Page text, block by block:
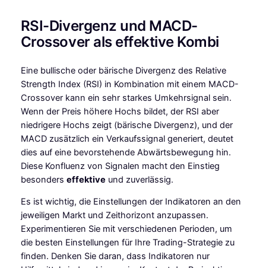
RSI-Divergenz und MACD-
Crossover als effektive Kombi
Eine bullische oder bärische Divergenz des Relative
Strength Index (RSI) in Kombination mit einem MACD-
Crossover kann ein sehr starkes Umkehrsignal sein.
Wenn der Preis höhere Hochs bildet, der RSI aber
niedrigere Hochs zeigt (bärische Divergenz), und der
MACD zusätzlich ein Verkaufssignal generiert, deutet
dies auf eine bevorstehende Abwärtsbewegung hin.
Diese Konfluenz von Signalen macht den Einstieg
besonders effektive und zuverlässig.
Es ist wichtig, die Einstellungen der Indikatoren an den
jeweiligen Markt und Zeithorizont anzupassen.
Experimentieren Sie mit verschiedenen Perioden, um
die besten Einstellungen für Ihre Trading-Strategie zu
finden. Denken Sie daran, dass Indikatoren nur